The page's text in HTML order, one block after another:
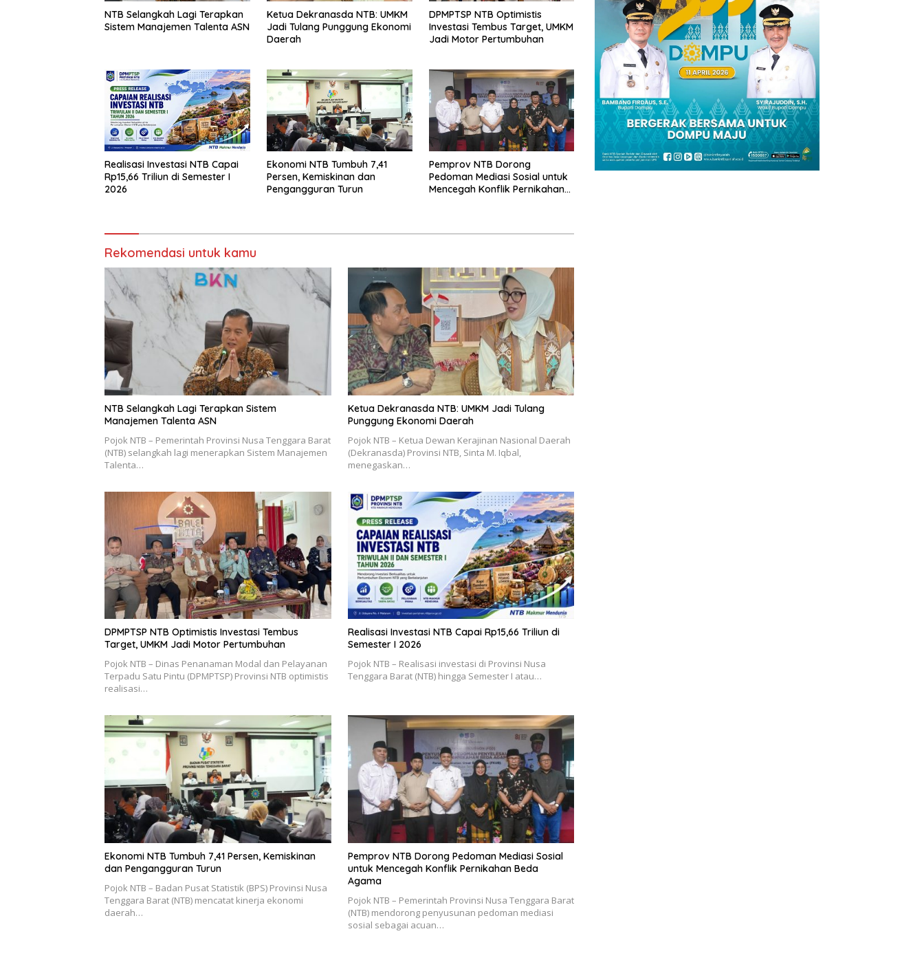
NTB Selangkah Lagi Terapkan
Sistem Manajemen Talenta ASN
Ketua Dekranasda NTB: UMKM
Jadi Tulang Punggung Ekonomi
Daerah
DPMPTSP NTB Optimistis
Investasi Tembus Target, UMKM
Jadi Motor Pertumbuhan
Realisasi Investasi NTB Capai
Rp15,66 Triliun di Semester I
2026
Ekonomi NTB Tumbuh 7,41
Persen, Kemiskinan dan
Pengangguran Turun
Pemprov NTB Dorong
Pedoman Mediasi Sosial untuk
Mencegah Konflik Pernikahan
Rekomendasi untuk kamu
NTB Selangkah Lagi Terapkan Sistem
Manajemen Talenta ASN
Pojok NTB – Pemerintah Provinsi Nusa Tenggara Barat
(NTB) selangkah lagi menerapkan Sistem Manajemen
Talenta…
Ketua Dekranasda NTB: UMKM Jadi Tulang
Punggung Ekonomi Daerah
Pojok NTB – Ketua Dewan Kerajinan Nasional Daerah
(Dekranasda) Provinsi NTB, Sinta M. Iqbal,
menegaskan…
DPMPTSP NTB Optimistis Investasi Tembus
Target, UMKM Jadi Motor Pertumbuhan
Pojok NTB – Dinas Penanaman Modal dan Pelayanan
Terpadu Satu Pintu (DPMPTSP) Provinsi NTB optimistis
realisasi…
Realisasi Investasi NTB Capai Rp15,66 Triliun di
Semester I 2026
Pojok NTB – Realisasi investasi di Provinsi Nusa
Tenggara Barat (NTB) hingga Semester I atau…
Ekonomi NTB Tumbuh 7,41 Persen, Kemiskinan
dan Pengangguran Turun
Pojok NTB – Badan Pusat Statistik (BPS) Provinsi Nusa
Tenggara Barat (NTB) mencatat kinerja ekonomi
daerah…
Pemprov NTB Dorong Pedoman Mediasi Sosial
untuk Mencegah Konflik Pernikahan Beda
Agama
Pojok NTB – Pemerintah Provinsi Nusa Tenggara Barat
(NTB) mendorong penyusunan pedoman mediasi
sosial sebagai acuan…